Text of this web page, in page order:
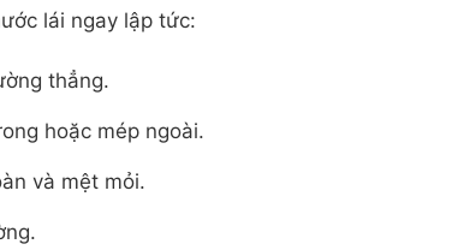
lái ngay lập tức:
thẳng.
hoặc mép ngoài.
và mệt mỏi.